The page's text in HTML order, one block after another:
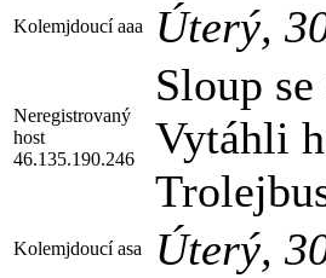
Kolemjdoucí aaa Úterý,
Neregistrovaný
host
46.135.190.246
Sloup
Vytáhli
Kolemjdoucí asa Úterý,